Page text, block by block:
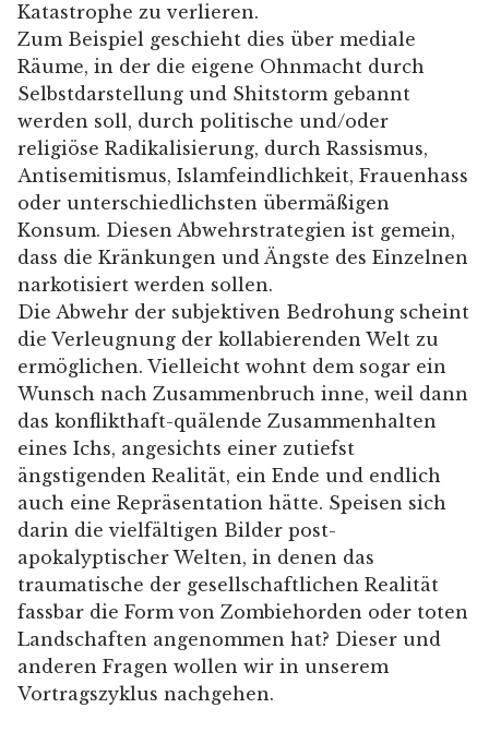
Katastrophe zu verlieren.
Zum Beispiel geschieht dies über mediale
Räume, in der die eigene Ohnmacht durch
Selbstdarstellung und Shitstorm gebannt
werden soll, durch politische und/oder
religiöse Radikalisierung, durch Rassismus,
Antisemitismus, Islamfeindlichkeit, Frauenhass
oder unterschiedlichsten übermäßigen
Konsum. Diesen Abwehrstrategien ist gemein,
dass die Kränkungen und Ängste des Einzelnen
narkotisiert werden sollen.
Die Abwehr der subjektiven Bedrohung scheint
die Verleugnung der kollabierenden Welt zu
ermöglichen. Vielleicht wohnt dem sogar ein
Wunsch nach Zusammenbruch inne, weil dann
das konflikthaft-quälende Zusammenhalten
eines Ichs, angesichts einer zutiefst
ängstigenden Realität, ein Ende und endlich
auch eine Repräsentation hätte. Speisen sich
darin die vielfältigen Bilder post-
apokalyptischer Welten, in denen das
traumatische der gesellschaftlichen Realität
fassbar die Form von Zombiehorden oder toten
Landschaften angenommen hat? Dieser und
anderen Fragen wollen wir in unserem
Vortragszyklus nachgehen.